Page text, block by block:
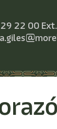
22 00